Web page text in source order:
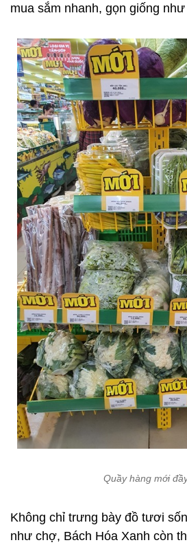
mua sắm nhanh, gọn giống
Quầy hàng mới
Không chỉ trưng bày đồ tươi
như chợ, Bách Hóa Xanh còn